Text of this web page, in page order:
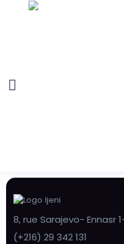
8, rue Sarajevo- Ennasr
(+216) 29 342 131